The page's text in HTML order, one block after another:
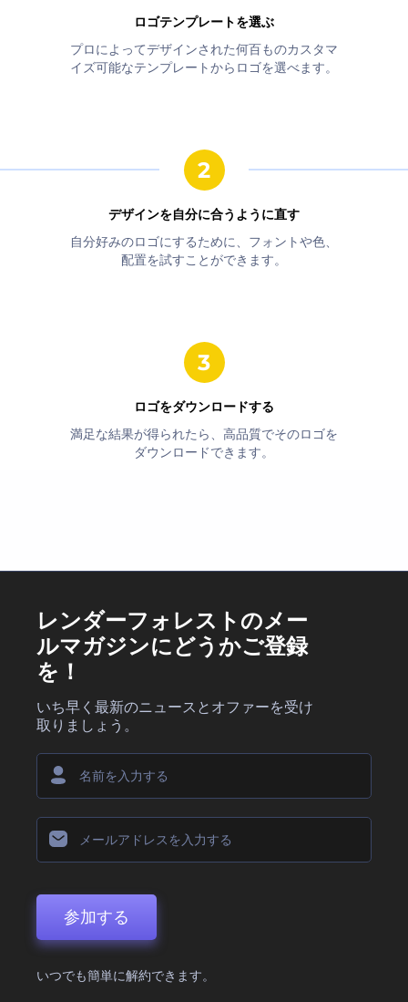
ロゴテンプレートを選ぶ
プロによってデザインされた何百ものカスタマ
イズ可能なテンプレートからロゴを選べます。
デザインを自分に合うように直す
自分好みのロゴにするために、フォントや色、
配置を試すことができます。
ロゴをダウンロードする
満足な結果が得られたら、高品質でそのロゴを
ダウンロードできます。
レンダーフォレストのメー
ルマガジンにどうかご登録
を！
いち早く最新のニュースとオファーを受け
取りましょう。
参加する
いつでも簡単に解約できます。